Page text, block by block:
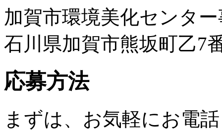
加賀市環境美化センタ
石川県加賀市熊坂町乙7
応募方法
まずは、お気軽にお電